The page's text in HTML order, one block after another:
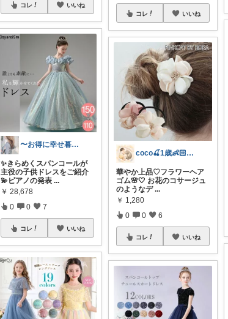
コレ いいね
〜お得に幸せ暮らし〜
✨きらめくスパンコールが
主役の子供ドレスをご紹介
💫ピアノの発表 ...
￥ 28,678
0 0 7
コレ いいね
コレ いいね
coco🍒1歳👶🏻5歳🐈
華やか上品♡フラワーヘア
ゴム🌸🤍 お花のコサージュ
のようなデ ...
￥ 1,280
0 0 6
コレ いいね